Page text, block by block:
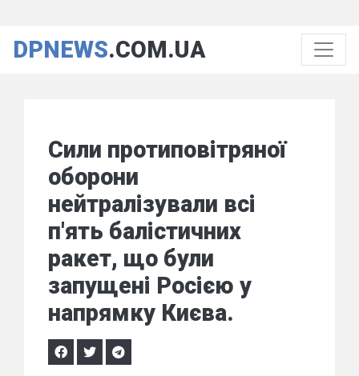
DPNEWS.COM.UA
Сили протиповітряної
оборони
нейтралізували всі
п'ять балістичних
ракет, що були
запущені Росією у
напрямку Києва.